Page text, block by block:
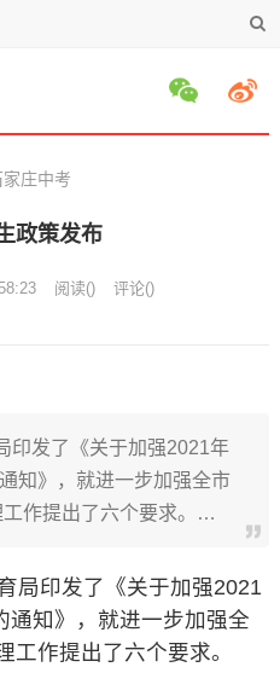
家庄中考
政策发布
阅读() 评论()
印发了《关于加强2021年
知》，就进一步加强全市
作提出了六个要求。…
印发了《关于加强2021
通知》，就进一步加强全
工作提出了六个要求。